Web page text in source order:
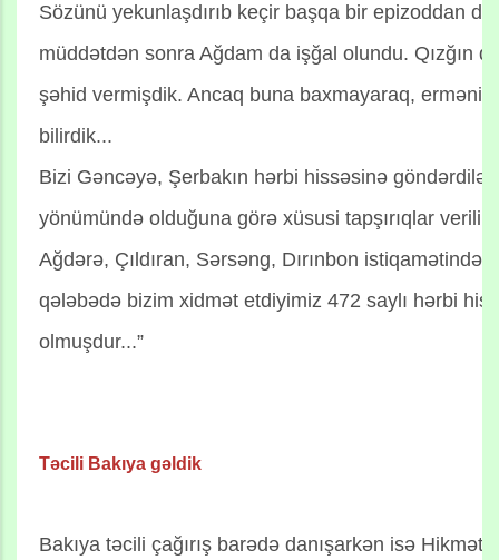
Sözünü yekunlaşdırıb keçir başqa bir epizoddan
müddətdən sonra Ağdam da işğal olundu. Qızğın
şəhid vermişdik. Ancaq buna baxmayaraq, erməni
bilirdik...
Bizi Gəncəyə, Şerbakın hərbi hissəsinə
yönümündə olduğuna görə xüsusi tapşırıqlar
Ağdərə, Çıldıran, Sərsəng, Dırınbon
qələbədə bizim xidmət etdiyimiz 472 saylı hərbi
olmuşdur...”
Təcili Bakıya gəldik
Bakıya təcili çağırış barədə danışarkən isə Hikmət